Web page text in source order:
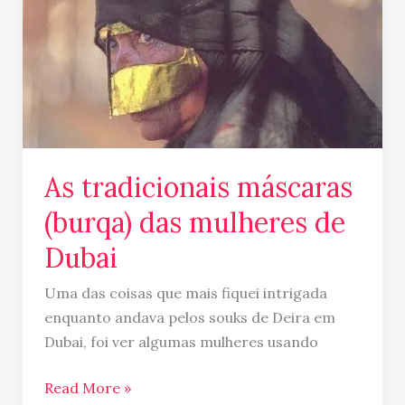
As tradicionais máscaras
(burqa) das mulheres de
Dubai
Uma das coisas que mais fiquei intrigada
enquanto andava pelos souks de Deira em
Dubai, foi ver algumas mulheres usando
mulheres
Read More »